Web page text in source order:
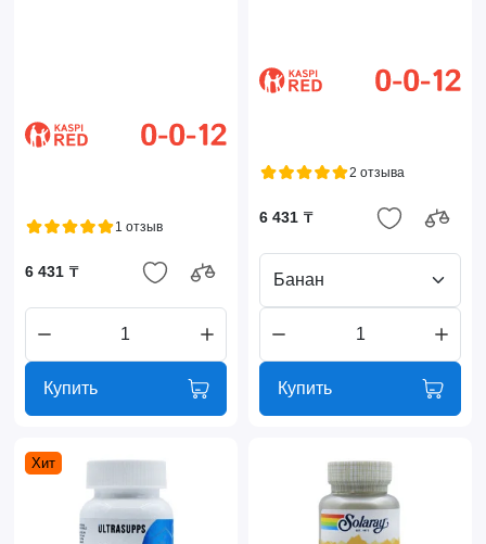
1 отзыв
6 431 ₸
Купить
2 отзыва
6 431 ₸
Банан
Купить
Хит